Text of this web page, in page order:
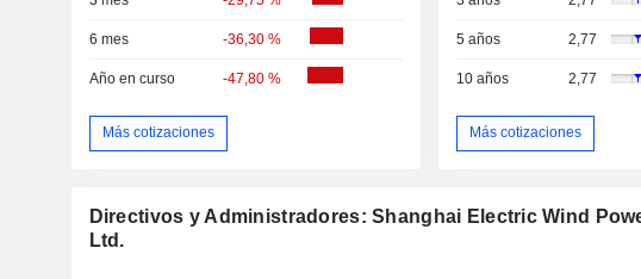
6 mes -36,30 %
Año en curso -47,80 %
Más cotizaciones
5 años 2,77
10 años 2,77
Más cotizaciones
Directivos y Administradores: Shanghai Electric Wind
Ltd.